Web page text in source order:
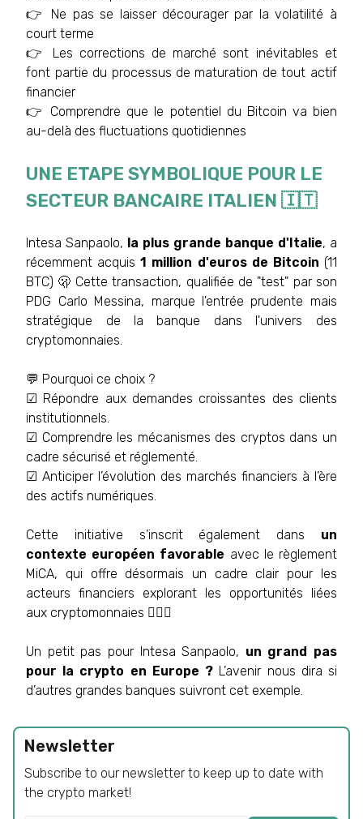
👉 Ne pas se laisser décourager par la volatilité à
court terme
👉 Les corrections de marché sont inévitables et
font partie du processus de maturation de tout actif
financier
👉 Comprendre que le potentiel du Bitcoin va bien
au-delà des fluctuations quotidiennes
UNE ETAPE SYMBOLIQUE POUR LE
SECTEUR BANCAIRE ITALIEN 🇮🇹
Intesa Sanpaolo, la plus grande banque d'Italie, a
récemment acquis1 million d'euros de Bitcoin (11
BTC) 🫢 Cette transaction, qualifiée de "test" par son
PDG Carlo Messina, marque l'entrée prudente mais
stratégique de la banque dans l'univers des
cryptomonnaies.
💬 Pourquoi ce choix ?
☑ Répondre aux demandes croissantes des clients
institutionnels.
☑ Comprendre les mécanismes des cryptos dans un
cadre sécurisé et réglementé.
☑ Anticiper l’évolution des marchés financiers à l’ère
des actifs numériques.
Cette initiative s’inscrit également dans un
contexte européen favorable avec le règlement
MiCA, qui offre désormais un cadre clair pour les
acteurs financiers explorant les opportunités liées
aux cryptomonnaies 👨🏻‍⚖️
Un petit pas pour Intesa Sanpaolo, un grand pas
pour la crypto en Europe ? L’avenir nous dira si
d’autres grandes banques suivront cet exemple.
Newsletter
Subscribe to our newsletter to keep up to date with
the crypto market!